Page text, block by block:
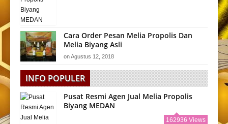
Cara Order Pesan Melia Propolis Dan
Melia Biyang Asli
onAgustus 12, 2018
INFO POPULER
Pusat Resmi Agen Jual Melia Propolis
Biyang MEDAN
162936 Views